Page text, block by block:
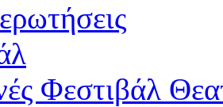
Φεστιβάλ